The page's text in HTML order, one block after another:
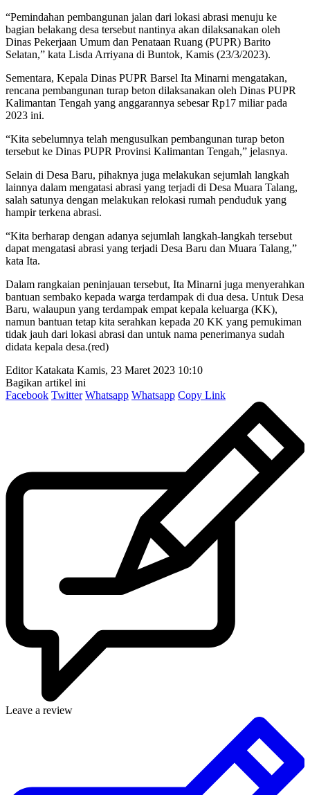
“Pemindahan pembangunan jalan dari lokasi abrasi menuju ke
bagian belakang desa tersebut nantinya akan dilaksanakan oleh
Dinas Pekerjaan Umum dan Penataan Ruang (PUPR) Barito
Selatan,” kata Lisda Arriyana di Buntok, Kamis (23/3/2023).
Sementara, Kepala Dinas PUPR Barsel Ita Minarni mengatakan,
rencana pembangunan turap beton dilaksanakan oleh Dinas PUPR
Kalimantan Tengah yang anggarannya sebesar Rp17 miliar pada
2023 ini.
“Kita sebelumnya telah mengusulkan pembangunan turap beton
tersebut ke Dinas PUPR Provinsi Kalimantan Tengah,” jelasnya.
Selain di Desa Baru, pihaknya juga melakukan sejumlah langkah
lainnya dalam mengatasi abrasi yang terjadi di Desa Muara Talang,
salah satunya dengan melakukan relokasi rumah penduduk yang
hampir terkena abrasi.
“Kita berharap dengan adanya sejumlah langkah-langkah tersebut
dapat mengatasi abrasi yang terjadi Desa Baru dan Muara Talang,”
kata Ita.
Dalam rangkaian peninjauan tersebut, Ita Minarni juga menyerahkan
bantuan sembako kepada warga terdampak di dua desa. Untuk Desa
Baru, walaupun yang terdampak empat kepala keluarga (KK),
namun bantuan tetap kita serahkan kepada 20 KK yang pemukiman
tidak jauh dari lokasi abrasi dan untuk nama penerimanya sudah
didata kepala desa.(red)
Editor Katakata Kamis, 23 Maret 2023 10:10
Bagikan artikel ini
Facebook Twitter Whatsapp Whatsapp Copy Link
Leave a review